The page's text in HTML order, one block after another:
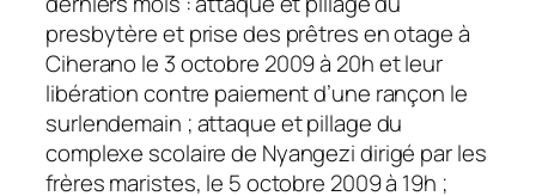
presbytère et prise des prêtres en otage à
Ciherano le 3 octobre 2009 à 20h et leur
libération contre paiement d’une rançon le
surlendemain ; attaque et pillage du
complexe scolaire de Nyangezi dirigé par les
frères maristes, le 5 octobre 2009 à 19h ;